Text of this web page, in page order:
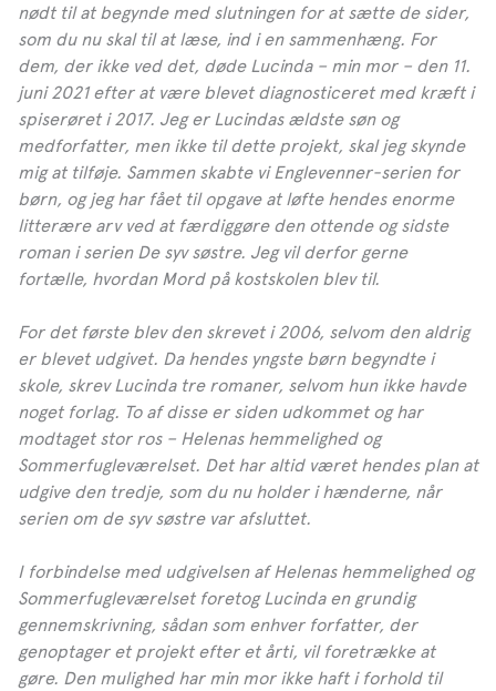
»En meget tilfredsstillende krimioplevelse.«
**** – Jyllands-Posten
»Spændende og velskrevet krimi sætter
kostskolelivet under lup.«
– Litteratursiden
»Fremragende.«
– Bogvægten
»En velskrevet og underholdende krimi om gamle
hemmeligheder, som forfølger slægter igennem
– Lektørudtalelse
»Helstøbt og velgennemarbejdet.«
**** – Bogrummet
»Dette må være sommerens must-read.«
– Bogblogger.dk
»Mord på kostskolen” rummer alle de elementer, der
bogform – så populært verden over.«
**** – Bogrummet
nødt til at begynde med slutningen for at sætte de sider,
som du nu skal til at læse, ind i en sammenhæng. For
dem, der ikke ved det, døde Lucinda – min mor – den 11.
juni 2021 efter at være blevet diagnosticeret med kræft i
spiserøret i 2017. Jeg er Lucindas ældste søn og
medforfatter, men ikke til dette projekt, skal jeg skynde
mig at tilføje. Sammen skabte vi Englevenner-serien for
børn, og jeg har fået til opgave at løfte hendes enorme
litterære arv ved at færdiggøre den ottende og sidste
roman i serien De syv søstre. Jeg vil derfor gerne
fortælle, hvordan Mord på kostskolen blev til.
For det første blev den skrevet i 2006, selvom den aldrig
er blevet udgivet. Da hendes yngste børn begyndte i
skole, skrev Lucinda tre romaner, selvom hun ikke havde
noget forlag. To af disse er siden udkommet og har
modtaget stor ros – Helenas hemmelighed og
Sommerfugleværelset. Det har altid været hendes plan at
udgive den tredje, som du nu holder i hænderne, når
serien om de syv søstre var afsluttet.
I forbindelse med udgivelsen af Helenas hemmelighed og
Sommerfugleværelset foretog Lucinda en grundig
gennemskrivning, sådan som enhver forfatter, der
genoptager et projekt efter et årti, vil foretrække at
gøre. Den mulighed har min mor ikke haft i forhold til